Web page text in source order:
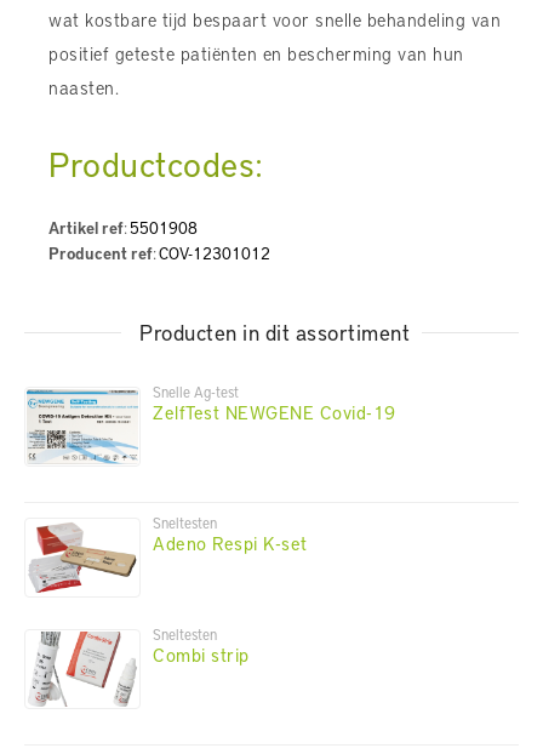
wat kostbare tijd bespaart voor snelle behandeling van
positief geteste patiënten en bescherming van hun
naasten.
Productcodes:
Artikel ref:5501908
Producent ref:COV-12301012
Producten in dit assortiment
Snelle Ag-test
ZelfTest NEWGENE Covid-19
Sneltesten
Adeno Respi K-set
Sneltesten
Combi strip